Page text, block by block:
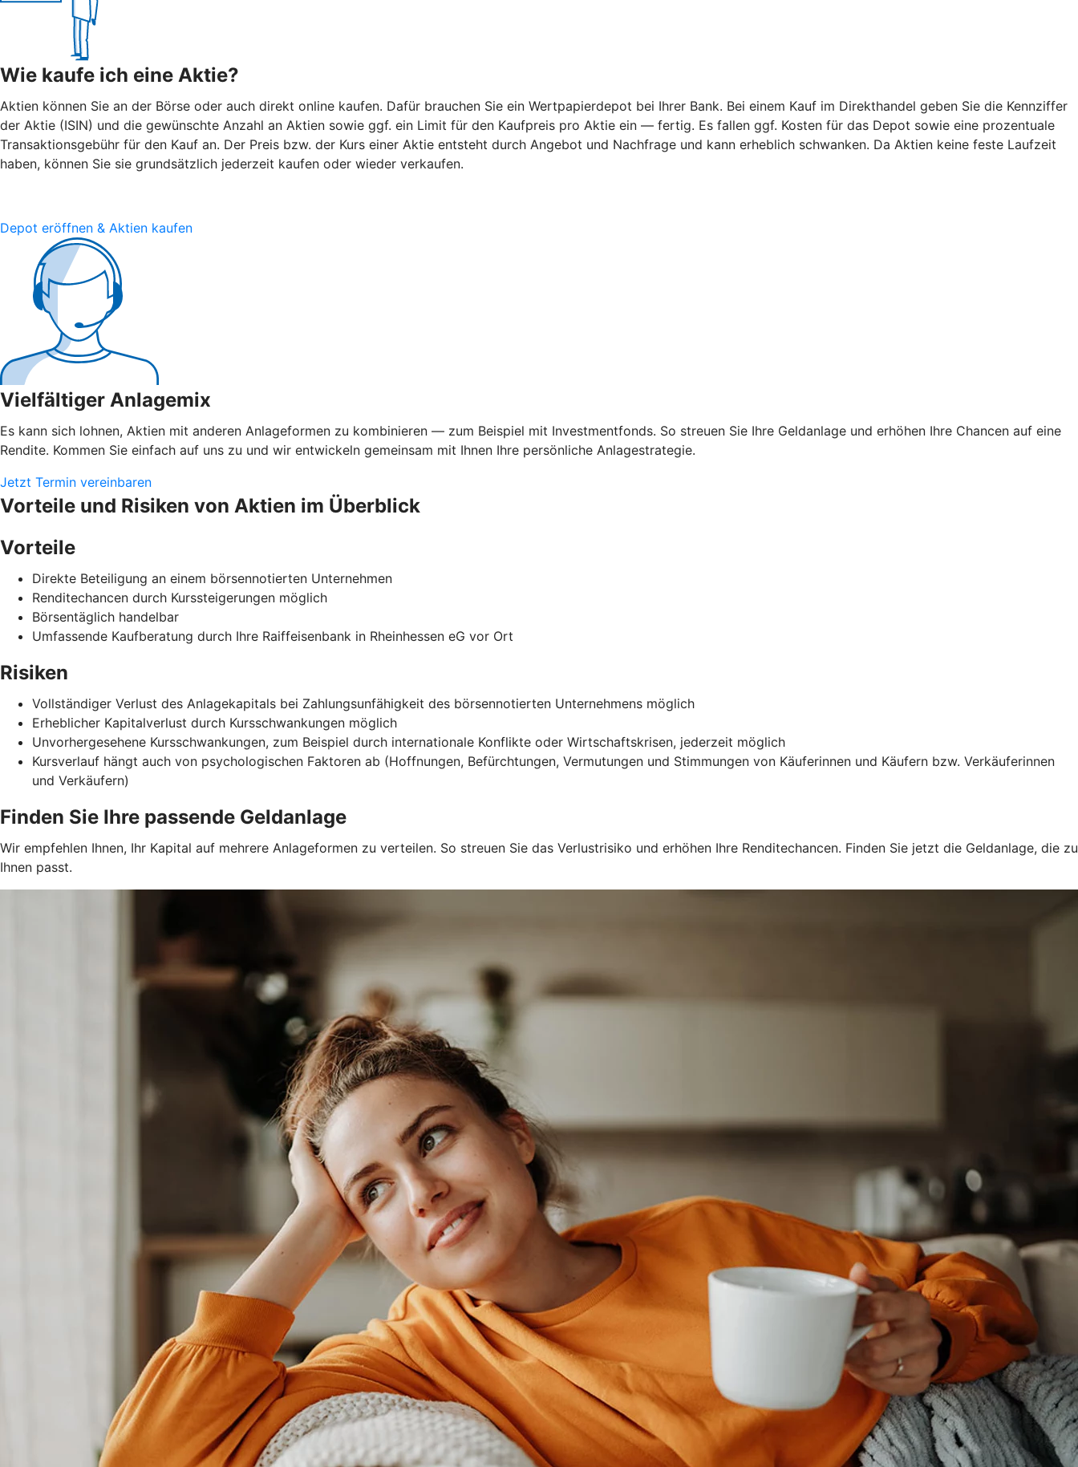
Wie kaufe ich eine Aktie?
Aktien können Sie an der Börse oder auch direkt online kaufen. Dafür brauchen Sie ein Wertpapierdepot bei Ihrer Bank. Bei einem Kauf im Direkthandel geben Sie die Kennziffer
der Aktie (ISIN) und die gewünschte Anzahl an Aktien sowie ggf. ein Limit für den Kaufpreis pro Aktie ein — fertig. Es fallen ggf. Kosten für das Depot sowie eine prozentuale
Transaktionsgebühr für den Kauf an. Der Preis bzw. der Kurs einer Aktie entsteht durch Angebot und Nachfrage und kann erheblich schwanken. Da Aktien keine feste Laufzeit
haben, können Sie sie grundsätzlich jederzeit kaufen oder wieder verkaufen.
Depot eröffnen & Aktien kaufen
Vielfältiger Anlagemix
Es kann sich lohnen, Aktien mit anderen Anlageformen zu kombinieren — zum Beispiel mit Investmentfonds. So streuen Sie Ihre Geldanlage und erhöhen Ihre Chancen auf eine
Rendite. Kommen Sie einfach auf uns zu und wir entwickeln gemeinsam mit Ihnen Ihre persönliche Anlagestrategie.
Jetzt Termin vereinbaren
Vorteile und Risiken von Aktien im Überblick
Vorteile
Direkte Beteiligung an einem börsennotierten Unternehmen
Renditechancen durch Kurssteigerungen möglich
Börsentäglich handelbar
Umfassende Kaufberatung durch Ihre Raiffeisenbank in Rheinhessen eG vor Ort
Risiken
Vollständiger Verlust des Anlagekapitals bei Zahlungsunfähigkeit des börsennotierten Unternehmens möglich
Erheblicher Kapitalverlust durch Kursschwankungen möglich
Unvorhergesehene Kursschwankungen, zum Beispiel durch internationale Konflikte oder Wirtschaftskrisen, jederzeit möglich
Kursverlauf hängt auch von psychologischen Faktoren ab (Hoffnungen, Befürchtungen, Vermutungen und Stimmungen von Käuferinnen und Käufern bzw. Verkäuferinnen
und Verkäufern)
Finden Sie Ihre passende Geldanlage
Wir empfehlen Ihnen, Ihr Kapital auf mehrere Anlageformen zu verteilen. So streuen Sie das Verlustrisiko und erhöhen Ihre Renditechancen. Finden Sie jetzt die Geldanlage, die zu
Ihnen passt.